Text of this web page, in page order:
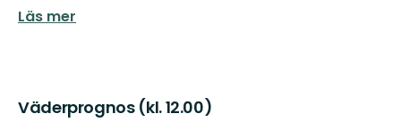
Läs mer
Väderprognos (kl. 12.00)